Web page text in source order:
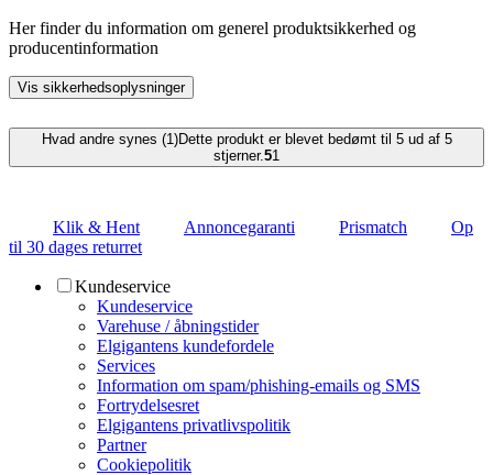
Her finder du information om generel produktsikkerhed og
producentinformation
Vis sikkerhedsoplysninger
Hvad andre synes (1)Dette produkt er blevet bedømt til 5 ud af 5
stjerner.51
Klik & Hent Annoncegaranti Prismatch
Op
til 30 dages returret
Kundeservice
Kundeservice
Varehuse / åbningstider
Elgigantens kundefordele
Services
Information om spam/phishing-emails og SMS
Fortrydelsesret
Elgigantens privatlivspolitik
Partner
Cookiepolitik